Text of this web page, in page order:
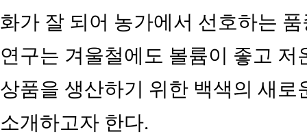
화가 잘 되어 농가에서 선호하는
연구는 겨울철에도 볼륨이 좋고
상품을 생산하기 위한 백색의 새로
소개하고자 한다.